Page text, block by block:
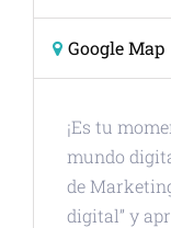
Google Map
¡Es tu
mundo
de
digital” y